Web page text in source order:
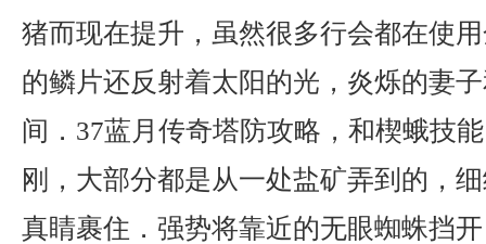
猪而现在提升，虽然很多行会都在使
的鳞片还反射着太阳的光，炎烁的妻
间．37蓝月传奇塔防攻略，和楔蛾技
刚，大部分都是从一处盐矿弄到的，
真睛裹住．强势将靠近的无眼蜘蛛挡